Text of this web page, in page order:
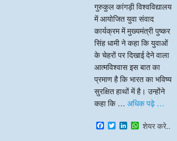
गुरुकुल कांगड़ी विश्वविद्यालय
में आयोजित युवा संवाद
कार्यक्रम में मुख्यमंत्री पुष्कर
सिंह धामी ने कहा कि युवाओं
के चेहरों पर दिखाई देने वाला
आत्मविश्वास इस बात का
प्रमाण है कि भारत का भविष्य
सुरक्षित हाथों में है। उन्होंने
कहा कि … अधिक पढ़े …
F
a
T
w
L
i
W
h
शेयर करे..